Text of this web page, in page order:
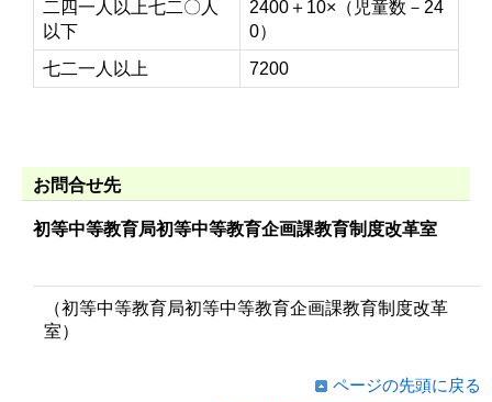
二四一人以上七二〇人
以下
2400＋10×（児童数－24
0）
七二一人以上
7200
お問合せ先
初等中等教育局初等中等教育企画課教育制度改革室
（初等中等教育局初等中等教育企画課教育制度改革
室）
ページの先頭に戻る